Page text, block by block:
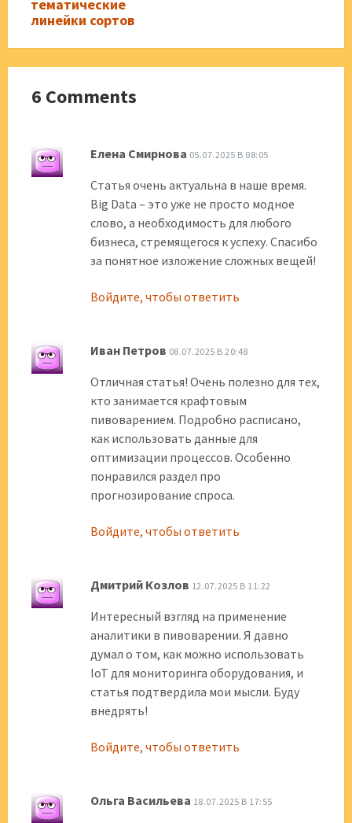
тематические
линейки сортов
6 Comments
Елена Смирнова 05.07.2025 В 08:05
Статья очень актуальна в наше время.
Big Data – это уже не просто модное
слово, а необходимость для любого
бизнеса, стремящегося к успеху. Спасибо
за понятное изложение сложных вещей!
Войдите, чтобы ответить
Иван Петров 08.07.2025 В 20:48
Отличная статья! Очень полезно для тех,
кто занимается крафтовым
пивоварением. Подробно расписано,
как использовать данные для
оптимизации процессов. Особенно
понравился раздел про
прогнозирование спроса.
Войдите, чтобы ответить
Дмитрий Козлов 12.07.2025 В 11:22
Интересный взгляд на применение
аналитики в пивоварении. Я давно
думал о том, как можно использовать
IoT для мониторинга оборудования, и
статья подтвердила мои мысли. Буду
внедрять!
Войдите, чтобы ответить
Ольга Васильева 18.07.2025 В 17:55